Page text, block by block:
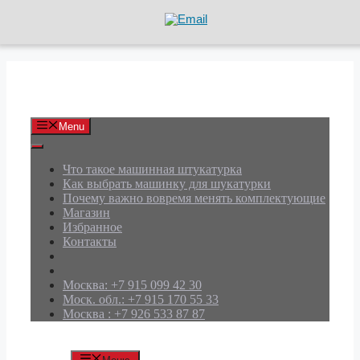
Menu
Что такое машинная штукатурка
Как выбрать машинку для шукатурки
Почему важно вовремя менять комплектующие
Магазин
Избранное
Контакты
Москва: +7 915 099 42 30
Моск. обл.: +7 915 170 55 33
Москва : +7 926 533 87 87